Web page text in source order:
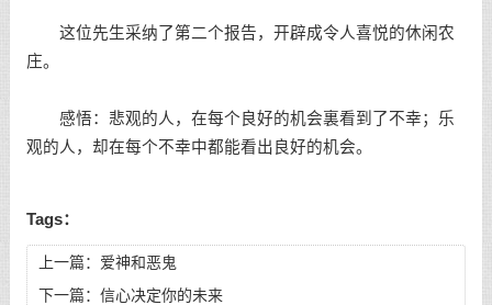
这位先生采纳了第二个报告，开辟成令人喜悦的休闲农
庄。
感悟：悲观的人，在每个良好的机会裏看到了不幸；乐
观的人，却在每个不幸中都能看出良好的机会。
Tags：
上一篇： 爱神和恶鬼
下一篇： 信心决定你的未来